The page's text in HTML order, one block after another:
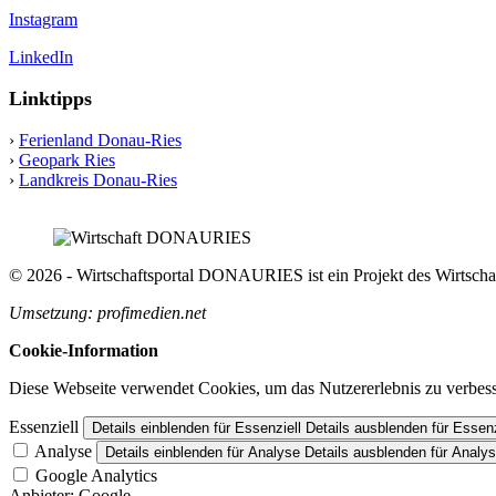
Instagram
LinkedIn
Linktipps
› Ferienland Donau-Ries
› Geopark Ries
› Landkreis Donau-Ries
© 2026 - Wirtschaftsportal DONAURIES ist ein Projekt des
Umsetzung: profimedien.net
Cookie-Information
Diese Webseite verwendet Cookies, um das Nutzererlebnis zu
Essenziell Details einblenden für Essenziell Details ausblenden für
Analyse Details einblenden für Analyse Details ausblenden für
Google Analytics